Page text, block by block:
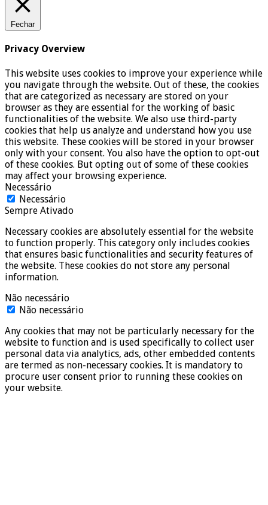
Fechar
Privacy Overview
This website uses cookies to improve your experience while
you navigate through the website. Out of these, the cookies
that are categorized as necessary are stored on your
browser as they are essential for the working of basic
functionalities of the website. We also use third-party
cookies that help us analyze and understand how you use
this website. These cookies will be stored in your browser
only with your consent. You also have the option to opt-out
of these cookies. But opting out of some of these cookies
may affect your browsing experience.
Necessário
Necessário
Sempre Ativado
Necessary cookies are absolutely essential for the website
to function properly. This category only includes cookies
that ensures basic functionalities and security features of
the website. These cookies do not store any personal
information.
Não necessário
Não necessário
Any cookies that may not be particularly necessary for the
website to function and is used specifically to collect user
personal data via analytics, ads, other embedded contents
are termed as non-necessary cookies. It is mandatory to
procure user consent prior to running these cookies on
your website.